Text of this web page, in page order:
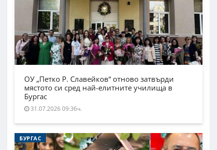
ОУ „Петко Р. Славейков“ отново затвърди
мястото си сред най-елитните училища в
Бургас
31.07.2026 09:36ч.
БУРГАС